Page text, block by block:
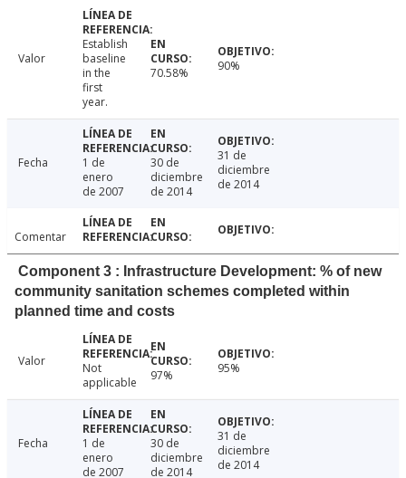
Valor
Establish
baseline
in the
first
year.
70.58% 90%
Fecha
1 de
enero
de 2007
30 de
diciembre
de 2014
31 de
diciembre
de 2014
Comentar
Component 3 : Infrastructure Development: % of new
community sanitation schemes completed within
planned time and costs
Valor
Not
applicable
97% 95%
Fecha
1 de
enero
de 2007
30 de
diciembre
de 2014
31 de
diciembre
de 2014